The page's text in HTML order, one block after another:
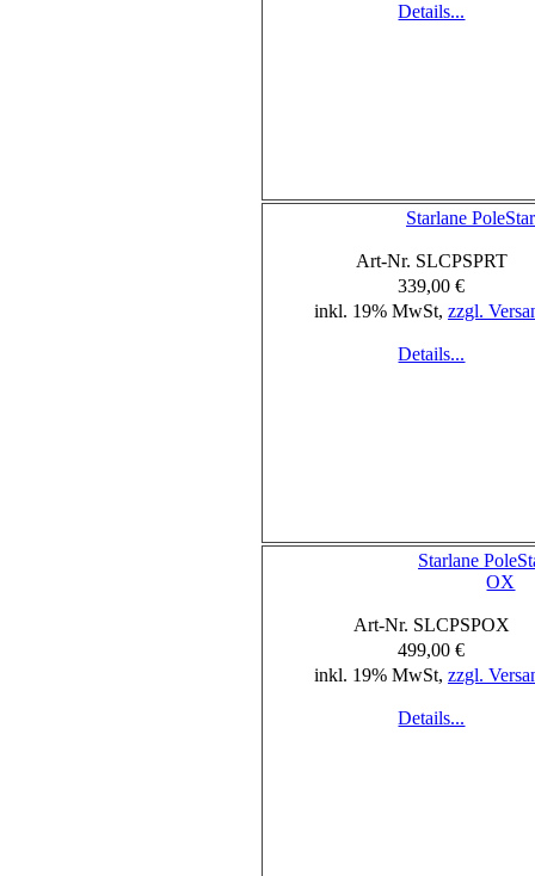
Details...
Starlane
Art-Nr. SLCPSPRT
339,00 €
inkl. 19% MwSt, zzgl.
Details...
Starlane
OX
Art-Nr. SLCPSPOX
499,00 €
inkl. 19% MwSt, zzgl.
Details...